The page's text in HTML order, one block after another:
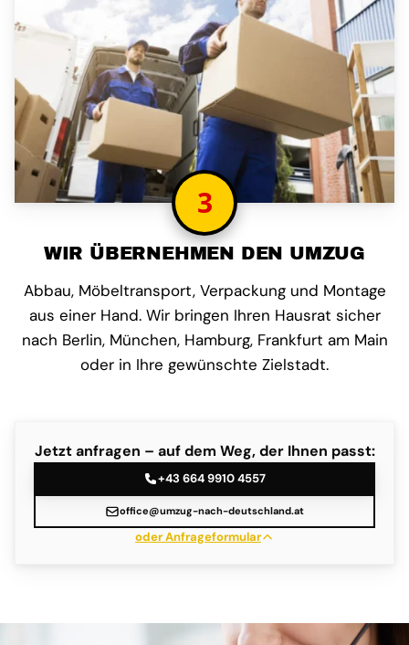
3
WIR ÜBERNEHMEN DEN UMZUG
Abbau, Möbeltransport, Verpackung und Montage
aus einer Hand. Wir bringen Ihren Hausrat sicher
nach Berlin, München, Hamburg, Frankfurt am Main
oder in Ihre gewünschte Zielstadt.
Jetzt anfragen – auf dem Weg, der Ihnen passt:
+43 664 9910 4557
office@umzug-nach-deutschland.at
oder Anfrageformular